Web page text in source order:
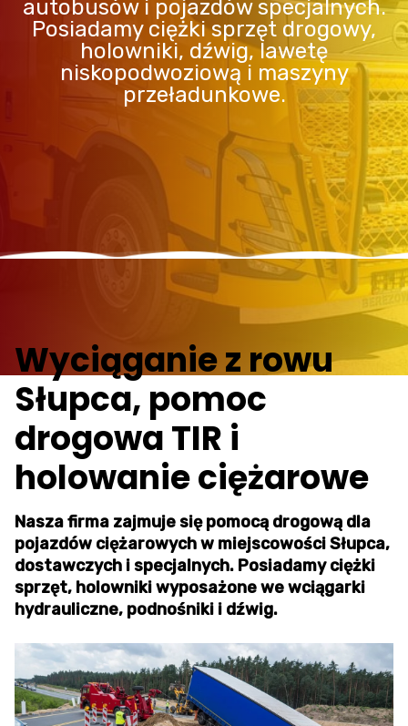
autobusów i pojazdów specjalnych.
Posiadamy ciężki sprzęt drogowy,
holowniki, dźwig, lawetę
niskopodwoziową i maszyny
przeładunkowe.
Wyciąganie z rowu
Słupca, pomoc
drogowa TIR i
holowanie ciężarowe
Nasza firma zajmuje się pomocą drogową dla
pojazdów ciężarowych w miejscowości Słupca,
dostawczych i specjalnych. Posiadamy ciężki
sprzęt, holowniki wyposażone we wciągarki
hydrauliczne, podnośniki i dźwig.